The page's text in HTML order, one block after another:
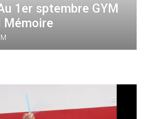
1er sptembre GYM
Mémoire